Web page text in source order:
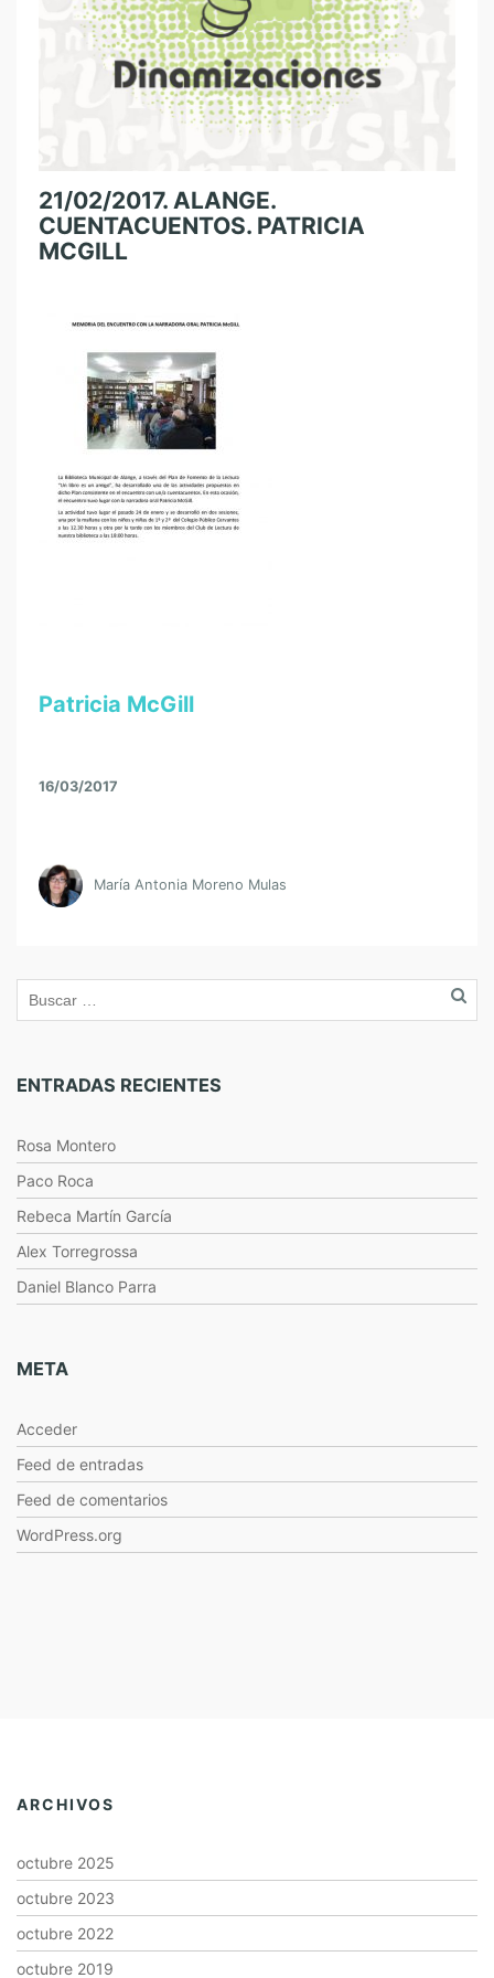
21/02/2017. ALANGE.
CUENTACUENTOS. PATRICIA
MCGILL
Patricia McGill
16/03/2017
María Antonia Moreno Mulas
ENTRADAS RECIENTES
Rosa Montero
Paco Roca
Rebeca Martín García
Alex Torregrossa
Daniel Blanco Parra
META
Acceder
Feed de entradas
Feed de comentarios
WordPress.org
ARCHIVOS
octubre 2025
octubre 2023
octubre 2022
octubre 2019